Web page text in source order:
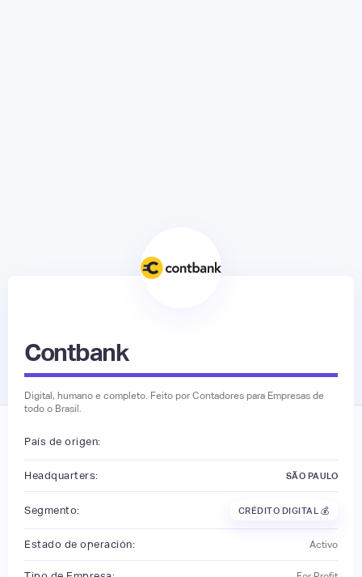
Contbank
Digital, humano e completo. Feito por Contadores para Empresas de
todo o Brasil.
País de origen:
Headquarters: SÃO PAULO
Segmento: CRÉDITO DIGITAL 💰
Estado de operación: Activo